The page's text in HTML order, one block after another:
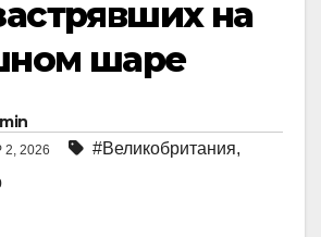
на
шаре
2, 2026 #Великобритания,